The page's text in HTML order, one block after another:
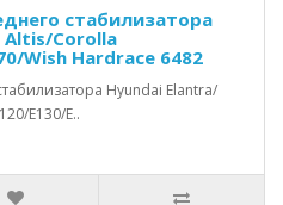
стабилизатора
Altis/Corolla
Wish Hardrace 6482
Hyundai Elantra/
E130/E..